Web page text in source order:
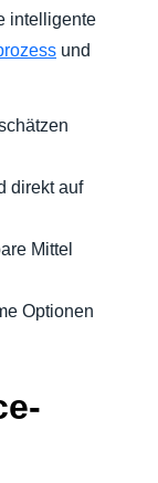
intelligente
und
direkt auf
Mittel
Optionen